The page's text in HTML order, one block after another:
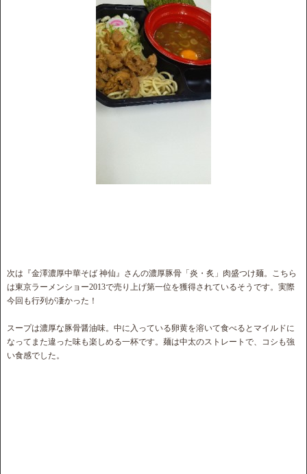
次は『金澤濃厚中華そば 神仙』さんの濃厚豚骨「炎・炙」肉盛つけ麺。こちら
は東京ラーメンショー2013で売り上げ第一位を獲得されているそうです。実際
今回も行列が凄かった！
スープは濃厚な豚骨醤油味。中に入っている卵黄を溶いて食べるとマイルドに
なってまた違った味も楽しめる一杯です。麺は中太のストレートで、コシも強
い食感でした。